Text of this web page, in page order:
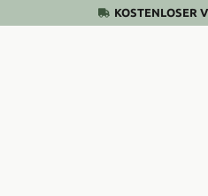
KOSTENLOSER